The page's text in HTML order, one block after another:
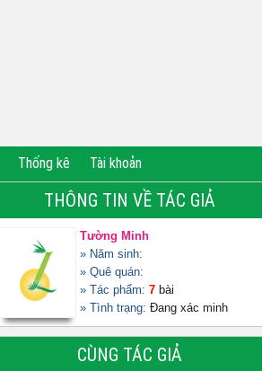
Thống kê Tài khoản
THÔNG TIN VỀ TÁC GIẢ
Tường Minh
» Năm sinh:
» Quê quán:
» Tác phẩm: 7 bài
» Tình trạng: Đang xác minh
CÙNG TÁC GIẢ